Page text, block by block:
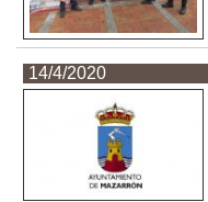
14/4/2020